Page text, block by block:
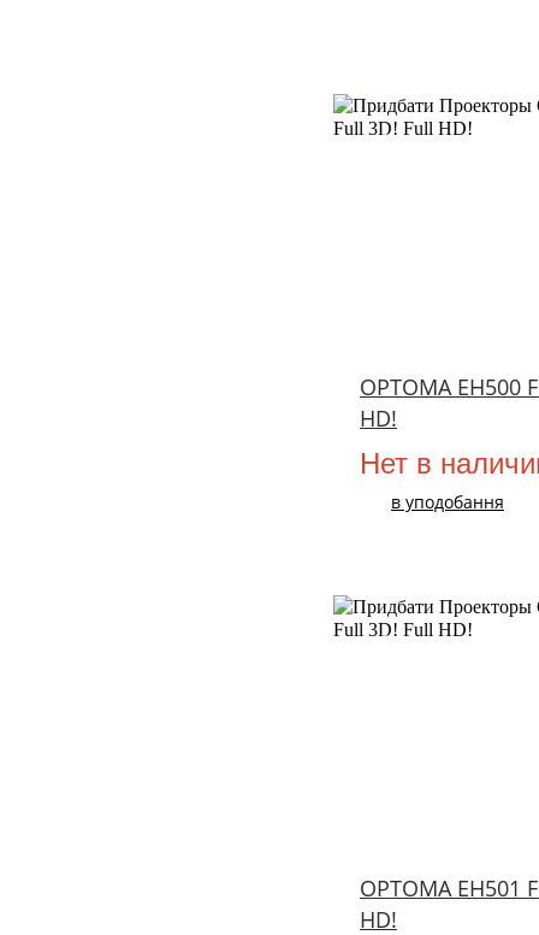
OPTOMA EH500
HD!
Нет в
в уподобання
OPTOMA EH501
HD!